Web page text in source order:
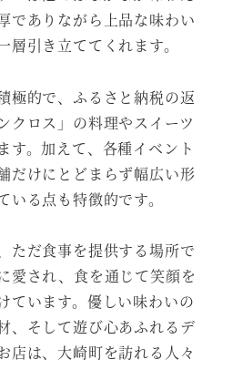
でありながら上品な味わい
引き立ててくれます。
極的で、ふるさと納税の返
クロス」の料理やスイーツ
す。加えて、各種イベント
だけにとどまらず幅広い形
る点も特徴的です。
ただ食事を提供する場所で
愛され、食を通じて笑顔を
ています。優しい味わいの
、そして遊び心あふれるデ
店は、大崎町を訪れる人々